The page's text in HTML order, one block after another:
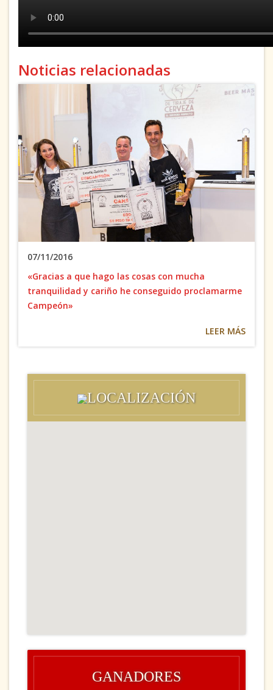
Noticias relacionadas
07/11/2016
«Gracias a que hago las cosas con mucha
tranquilidad y cariño he conseguido proclamarme
Campeón»
LEER MÁS
LOCALIZACIÓN
GANADORES